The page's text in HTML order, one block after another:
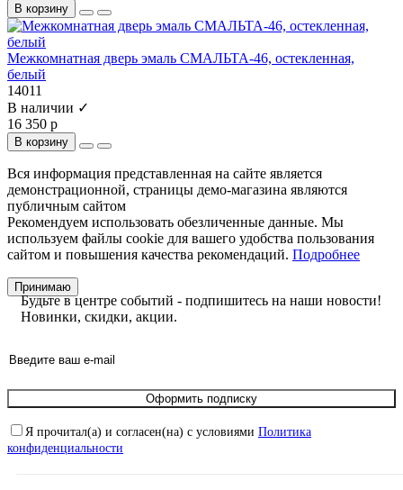
В корзину
Межкомнатная дверь эмаль СМАЛЬТА-46, остекленная,
белый
14011
В наличии ✓
16 350 р
В корзину
Вся информация представленная на сайте является
демонстрационной, страницы демо-магазина являются
публичным сайтом
Рекомендуем использовать обезличенные данные. Мы
используем файлы cookie для вашего удобства пользования
сайтом и повышения качества рекомендаций. Подробнее
Принимаю
Будьте в центре событий - подпишитесь на наши новости!
Новинки, скидки, акции.
Оформить подписку
Я прочитал(а) и согласен(на) с условиями Политика
конфиденциальности